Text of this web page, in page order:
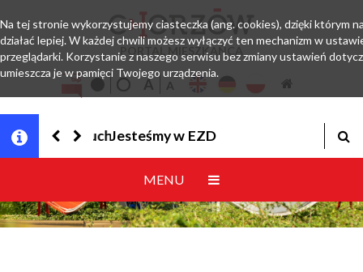
PORTAL MIESZKAŃCA
Jesteśmy w EZD
MENU
Na tej stronie wykorzystujemy ciasteczka (ang. cookies), dzięki którym
działać lepiej. W każdej chwili możesz wyłączyć ten mechanizm w
przeglądarki. Korzystanie z naszego serwisu bez zmiany ustawień
umieszcza je w pamięci Twojego urządzenia.